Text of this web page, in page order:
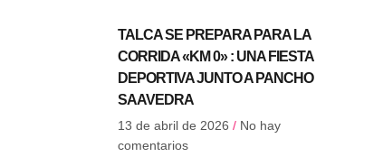
TALCA SE PREPARA PARA LA
CORRIDA «KM 0» : UNA FIESTA
DEPORTIVA JUNTO A PANCHO
SAAVEDRA
13 de abril de 2026 No hay
comentarios